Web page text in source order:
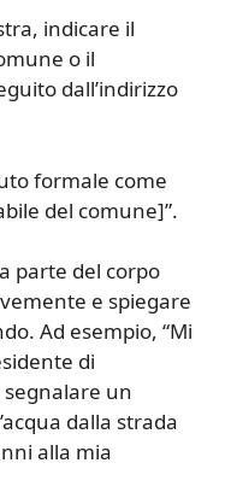
indicare il
o il
dall’indirizzo
formale come
del comune]”.
parte del corpo
e spiegare
Ad esempio, “Mi
di
un
dalla strada
alla mia